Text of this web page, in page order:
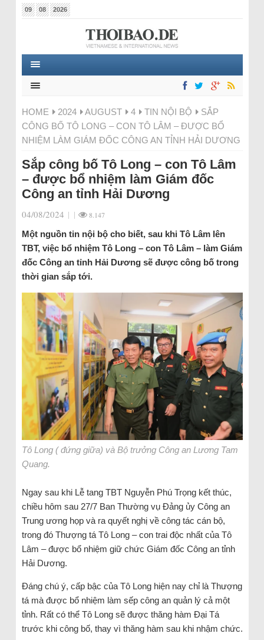
09 08 2026
HOME 2024 AUGUST 4 TIN NỘI BỘ
SẮP
CÔNG BỐ TÔ LONG – CON TÔ LÂM – ĐƯỢC BỔ
NHIỆM LÀM GIÁM ĐỐC CÔNG AN TỈNH HẢI DƯƠNG
Sắp công bố Tô Long – con Tô Lâm
– được bổ nhiệm làm Giám đốc
Công an tỉnh Hải Dương
04/08/2024 | | 8.147
Một nguồn tin nội bộ cho biết, sau khi Tô Lâm lên
TBT, việc bổ nhiệm Tô Long – con Tô Lâm – làm Giám
đốc Công an tỉnh Hải Dương sẽ được công bố trong
thời gian sắp tới.
Tô Long ( đứng giữa) và Bộ trưởng Công an Lương Tam
Quang.
Ngay sau khi Lễ tang TBT Nguyễn Phú Trọng kết thúc,
chiều hôm sau 27/7 Ban Thường vụ Đảng ủy Công an
Trung ương họp và ra quyết nghị về công tác cán bộ,
trong đó Thượng tá Tô Long – con trai độc nhất của Tô
Lâm – được bổ nhiệm giữ chức Giám đốc Công an tỉnh
Hải Dương.
Đáng chú ý, cấp bậc của Tô Long hiện nay chỉ là Thượng
tá mà được bổ nhiệm làm sếp công an quản lý cả một
tỉnh. Rất có thể Tô Long sẽ được thăng hàm Đại Tá
trước khi công bố, thay vì thăng hàm sau khi nhậm chức.